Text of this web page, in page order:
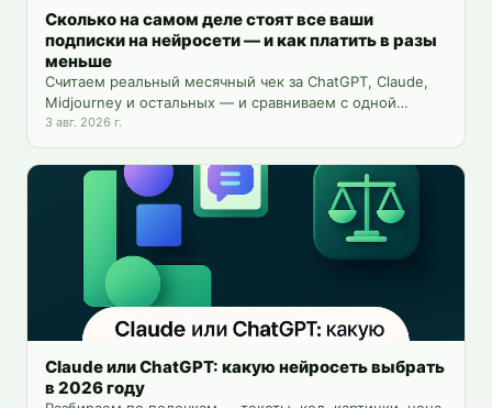
Сколько на самом деле стоят все ваши
подписки на нейросети — и как платить в разы
меньше
Считаем реальный месячный чек за ChatGPT, Claude,
Midjourney и остальных — и сравниваем с одной
платформой на 25+ инструментов.
3 авг. 2026 г.
Claude или ChatGPT: какую нейросеть выбрать
в 2026 году